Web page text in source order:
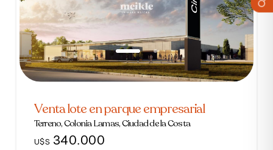
Venta lote en parque empresarial
Terreno, Colonia Lamas, Ciudad de la Costa
U$S 340.000